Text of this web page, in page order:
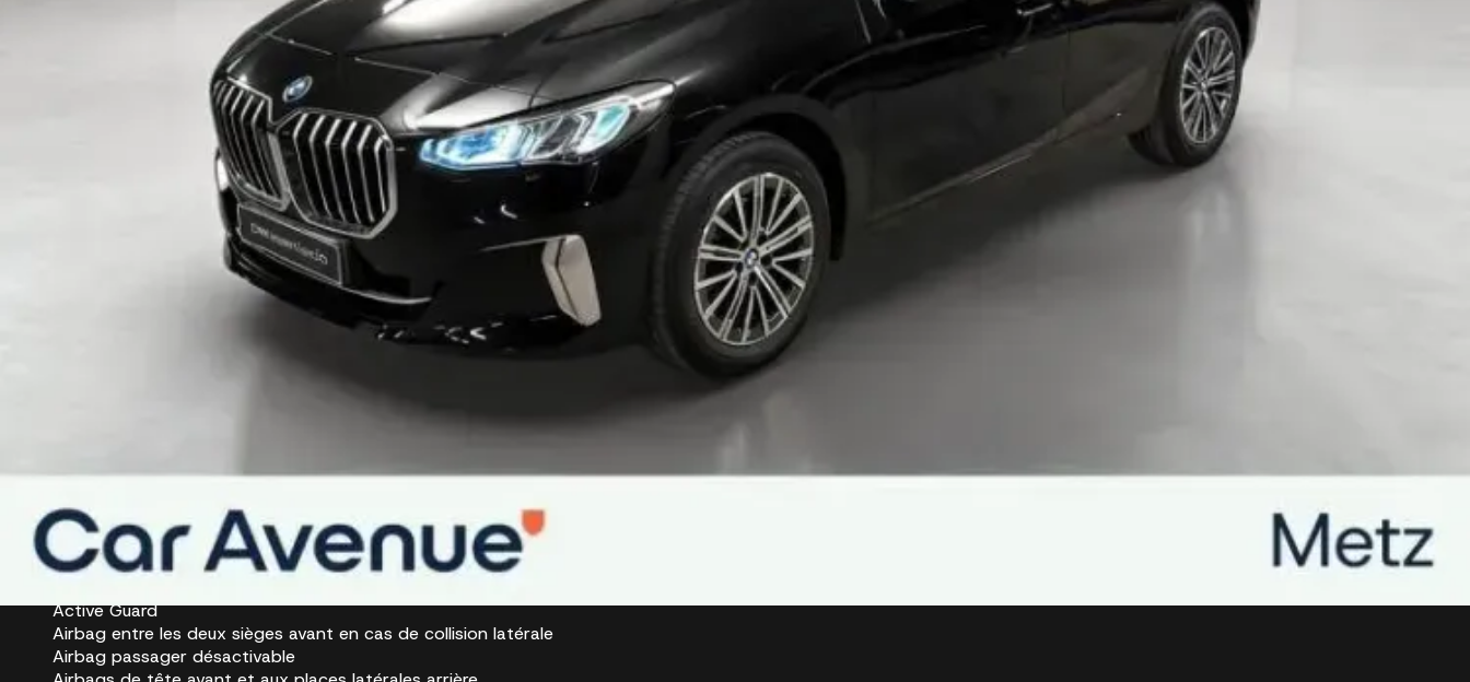
Accoudoir central avant avec panneau de commande intégré
Allumage automatique des essuie-glaces
Appuis-tête avant et latéraux arrière réglables en hauteur
Banquette AR rabattable 40/20/40
Clés radiocommandées à mémorisation automatique des réglages "Profil personnel"
Climatisation automatique bi-zone
Commande électrique du hayon de coffre
Console centrale avec insert noir brillant
Démarrage sans clé via le bouton Start/Stop
Fonction cargo : Réglage de l'inclinaison de la banquette arrière à 12 degrés (volume de chargement supplémentaire d'environ 85-100 litres)
Inserts décoratifs bois d'Eucalyptus à pores ouverts
Kit rangement - bac de rangement dans les portes avant et arrière avec porte-bouteille - compartiment de rangement central - compartiment de rangement avec
couvercle rabattable sous l'accoudoir central avant - crochets de vêtements arrière
Lève-vitres avant/arrière électriques avec commande par impulsion et sécurité enfants
Prises de courant 12V dans la console centrale AV et dans le coffre
Rétroviseurs extérieurs rabattables électriquement
Tapis de sol en velours
Sécurité et assistance à la conduite
Active Guard
Airbag entre les deux sièges avant en cas de collision latérale
Airbag passager désactivable